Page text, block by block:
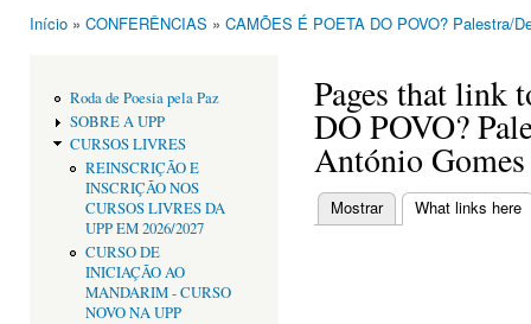
Início » CONFERÊNCIAS » CAMÕES É POETA DO POVO? Palestra/
Roda de Poesia pela Paz
SOBRE A UPP
CURSOS LIVRES
REINSCRIÇÃO E
INSCRIÇÃO NOS
CURSOS LIVRES DA
UPP EM 2026/2027
CURSO DE
INICIAÇÃO AO
MANDARIM - CURSO
NOVO NA UPP
Pages that link
DO POVO?
António
Separadores
Mostrar What links here